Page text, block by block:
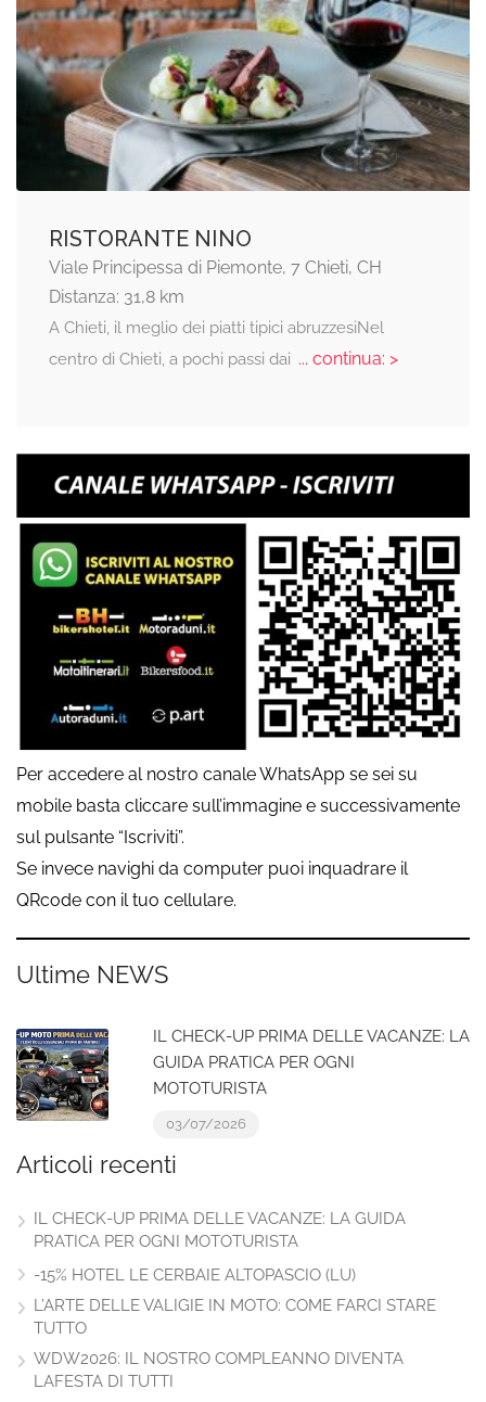
RISTORANTE NINO
Viale Principessa di Piemonte, 7 Chieti, CH
Distanza: 31,8 km
A Chieti, il meglio dei piatti tipici abruzzesiNel
centro di Chieti, a pochi passi dai ... continua: >
Per accedere al nostro canale WhatsApp se sei su
mobile basta cliccare sull’immagine e successivamente
sul pulsante “Iscriviti”.
Se invece navighi da computer puoi inquadrare il
QRcode con il tuo cellulare.
Ultime NEWS
IL CHECK-UP PRIMA DELLE VACANZE: LA
GUIDA PRATICA PER OGNI
MOTOTURISTA
03/07/2026
Articoli recenti
IL CHECK-UP PRIMA DELLE VACANZE: LA GUIDA
PRATICA PER OGNI MOTOTURISTA
-15% HOTEL LE CERBAIE ALTOPASCIO (LU)
L’ARTE DELLE VALIGIE IN MOTO: COME FARCI STARE
TUTTO
WDW2026: IL NOSTRO COMPLEANNO DIVENTA
LAFESTA DI TUTTI